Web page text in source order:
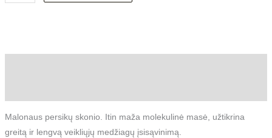
Malonaus persikų skonio. Itin maža molekulinė masė, užtikrina
greitą ir lengvą veikliųjų medžiagų įsisąvinimą.